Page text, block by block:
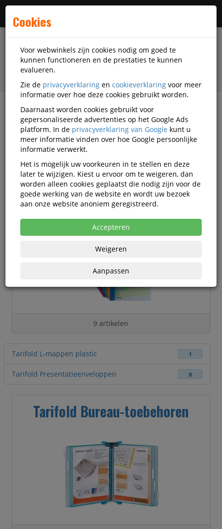
filter
Kantoorartikelen Tarifold
Tarifold kantoorartikelen
Tarifold Archiveringsmiddelen
9 artikelen
Tarifold L-mappen plastic 1
Tarifold Presentatieenveloppen 8
Tarifold Bureau-toebehoren
Cookies
Voor webwinkels zijn cookies nodig om goed te
kunnen functioneren en de prestaties te kunnen
evalueren.
Zie de privacyverklaring en cookieverklaring voor meer
informatie over hoe deze cookies gebruikt worden.
Daarnaast worden cookies gebruikt voor
gepersonaliseerde advertenties op het Google Ads
platform. In de privacyverklaring van Google kunt u
meer informatie vinden over hoe Google persoonlijke
informatie verwerkt.
Het is mogelijk uw voorkeuren in te stellen en deze
later te wijzigen. Kiest u ervoor om te weigeren, dan
worden alleen cookies geplaatst die nodig zijn voor de
goede werking van de website en wordt uw bezoek
aan onze website anoniem geregistreerd.
Accepteren
Weigeren
Aanpassen